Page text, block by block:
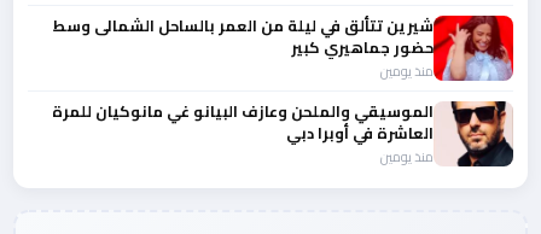
شيرين تتألق في ليلة من العمر بالساحل الشمالى وسط
حضور جماهيري كبير
منذ يومين
الموسيقي والملحن وعازف البيانو غي مانوكيان للمرة
العاشرة في أوبرا دبي
منذ يومين